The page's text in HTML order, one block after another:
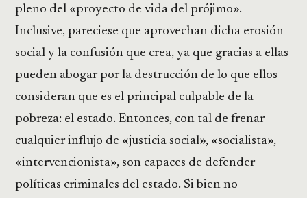
pleno del «proyecto de vida del prójimo».
Inclusive, pareciese que aprovechan dicha erosión
social y la confusión que crea, ya que gracias a ellas
pueden abogar por la destrucción de lo que ellos
consideran que es el principal culpable de la
pobreza: el estado. Entonces, con tal de frenar
cualquier influjo de «justicia social», «socialista»,
«intervencionista», son capaces de defender
políticas criminales del estado. Si bien no